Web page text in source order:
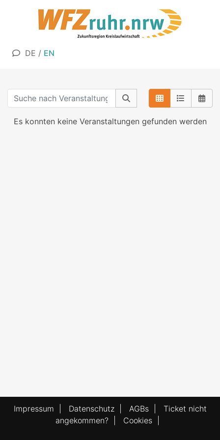
DE / EN
Es konnten keine Veranstaltungen gefunden werden
Impressum Datenschutz| AGBs| Ticket nicht
angekommen?
Cookies